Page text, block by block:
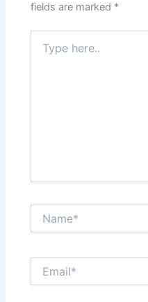
fields are marked *
here..